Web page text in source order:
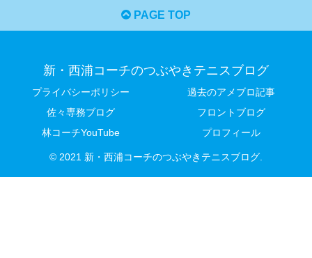
PAGE TOP
新・西浦コーチのつぶやきテニスブログ
プライバシーポリシー
過去のアメブロ記事
佐々専務ブログ
フロントブログ
林コーチYouTube
プロフィール
© 2021 新・西浦コーチのつぶやきテニスブログ.